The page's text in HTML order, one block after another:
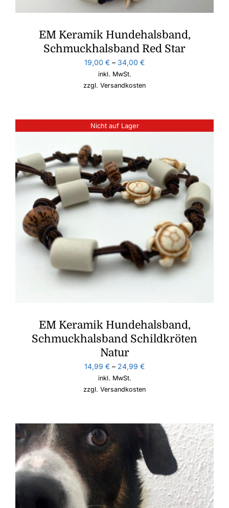
EM Keramik Hundehalsband,
Schmuckhalsband Red Star
19,00 € – 34,00 €
inkl. MwSt.
zzgl. Versandkosten
Nicht auf Lager
EM Keramik Hundehalsband,
Schmuckhalsband Schildkröten
Natur
14,99 € – 24,99 €
inkl. MwSt.
zzgl. Versandkosten